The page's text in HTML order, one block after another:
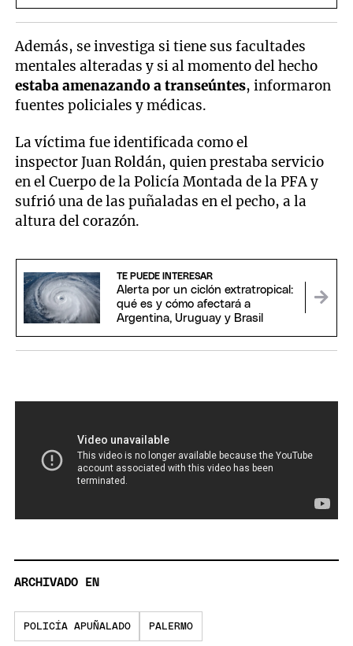
Además, se investiga si tiene sus facultades
mentales alteradas y si al momento del hecho
estaba amenazando a transeúntes, informaron
fuentes policiales y médicas.
La víctima fue identificada como el
inspector Juan Roldán, quien prestaba servicio
en el Cuerpo de la Policía Montada de la PFA y
sufrió una de las puñaladas en el pecho, a la
altura del corazón.
TE PUEDE INTERESAR
Alerta por un ciclón extratropical:
qué es y cómo afectará a
Argentina, Uruguay y Brasil
ARCHIVADO EN
POLICÍA APUÑALADO PALERMO